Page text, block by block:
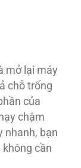
mở lại máy
chỗ trống
của
chậm
nhanh, bạn
cần